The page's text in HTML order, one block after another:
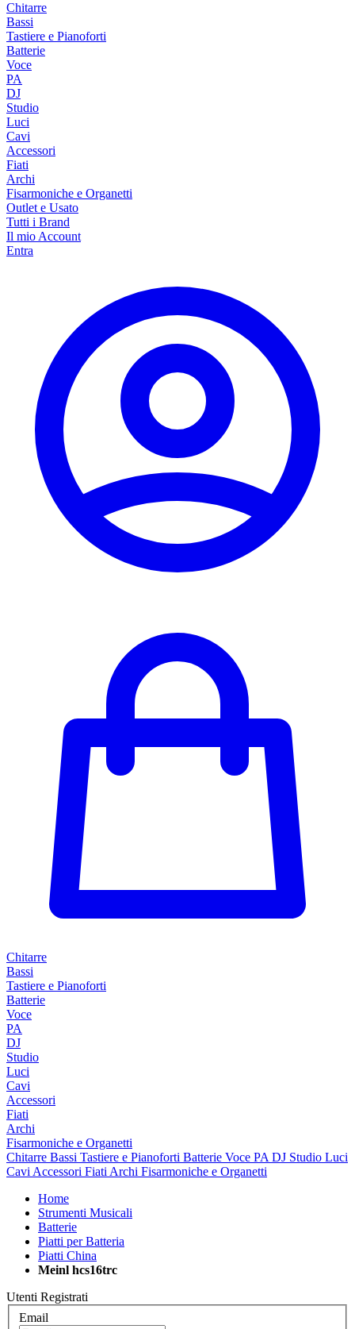
Chitarre
Bassi
Tastiere e Pianoforti
Batterie
Voce
PA
DJ
Studio
Luci
Cavi
Accessori
Fiati
Archi
Fisarmoniche e Organetti
Outlet e Usato
Tutti i Brand
Il mio Account
Entra
Chitarre
Bassi
Tastiere e Pianoforti
Batterie
Voce
PA
DJ
Studio
Luci
Cavi
Accessori
Fiati
Archi
Fisarmoniche e Organetti
Chitarre Bassi Tastiere e Pianoforti Batterie Voce PA DJ Studio Luci
Cavi Accessori Fiati Archi Fisarmoniche e Organetti
Home
Strumenti Musicali
Batterie
Piatti per Batteria
Piatti China
Meinl hcs16trc
Utenti Registrati
Email